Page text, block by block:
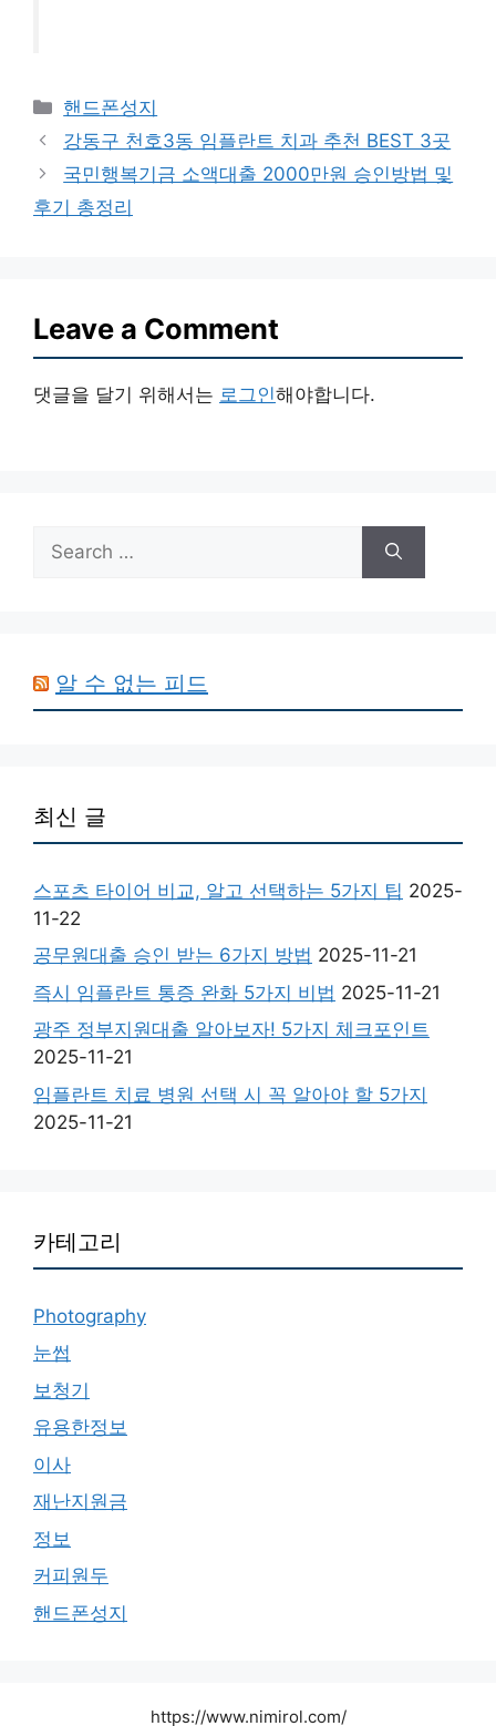
Categories
핸드폰성지
강동구 천호3동 임플란트 치과 추천 BEST 3곳
국민행복기금 소액대출 2000만원 승인방법 및
후기 총정리
Leave a Comment
댓글을 달기 위해서는 로그인해야합니다.
for:
알 수 없는 피드
최신 글
스포츠 타이어 비교, 알고 선택하는 5가지 팁 2025-
11-22
공무원대출 승인 받는 6가지 방법 2025-11-21
즉시 임플란트 통증 완화 5가지 비법 2025-11-21
광주 정부지원대출 알아보자! 5가지 체크포인트
2025-11-21
임플란트 치료 병원 선택 시 꼭 알아야 할 5가지
2025-11-21
카테고리
Photography
눈썹
보청기
유용한정보
이사
재난지원금
정보
커피원두
핸드폰성지
https://www.nimirol.com/